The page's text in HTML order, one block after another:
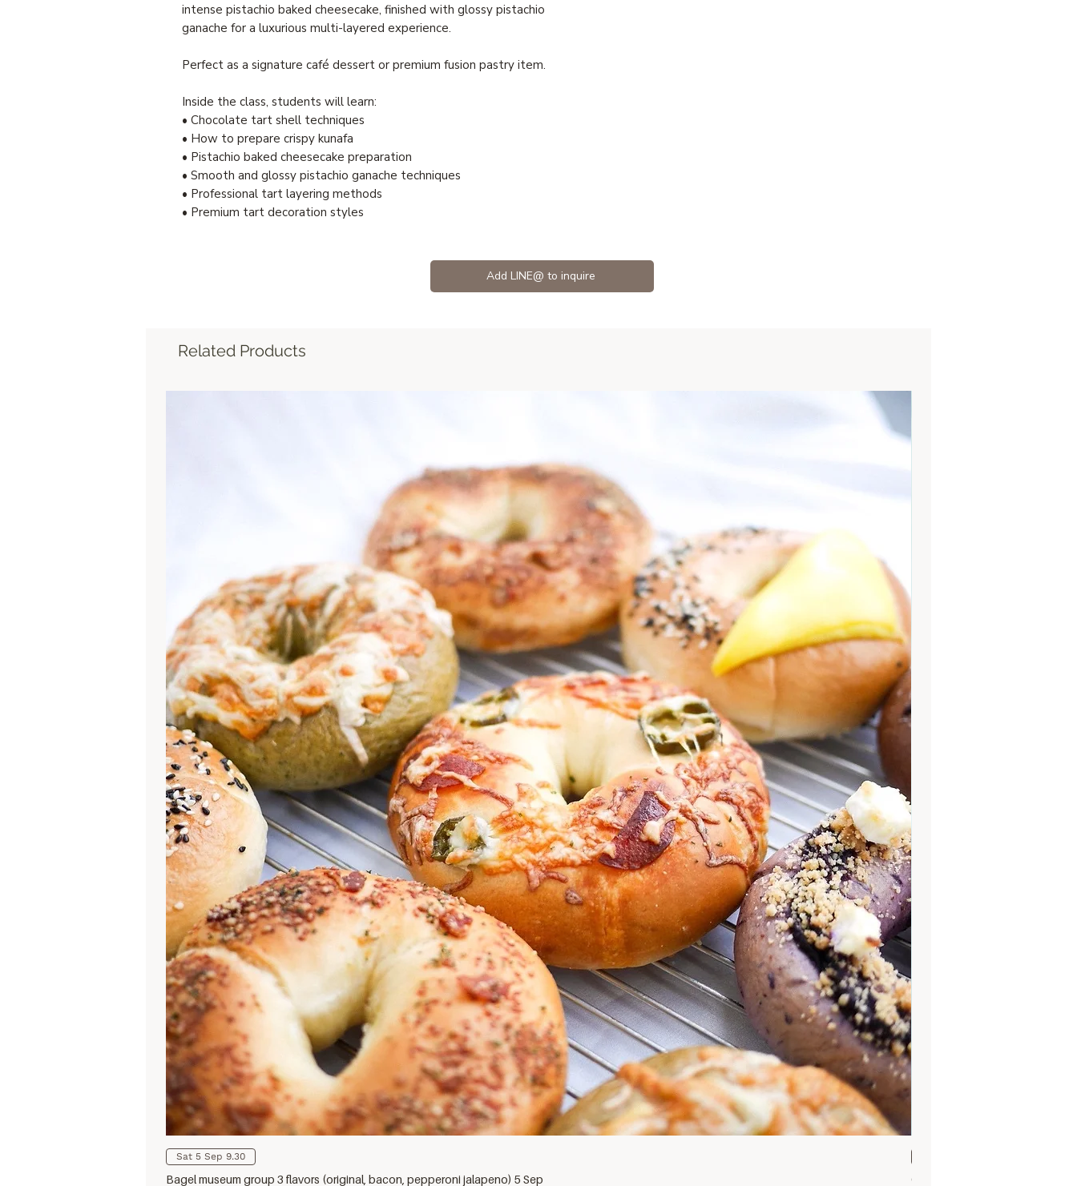
intense pistachio baked cheesecake, finished with glossy pistachio
ganache for a luxurious multi-layered experience.
Perfect as a signature café dessert or premium fusion pastry item.
Inside the class, students will learn:
• Chocolate tart shell techniques
• How to prepare crispy kunafa
• Pistachio baked cheesecake preparation
• Smooth and glossy pistachio ganache techniques
• Professional tart layering methods
• Premium tart decoration styles
Add LINE@ to inquire
Related Products
Sat 5 Sep 9.30
Bagel museum group 3 flavors (original, bacon, pepperoni jalapeno) 5 Sep Ocean cupcake 30 Aug